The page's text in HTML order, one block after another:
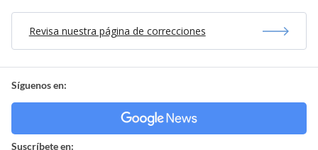
Revisa nuestra página de correcciones
Síguenos en:
Suscríbete en: